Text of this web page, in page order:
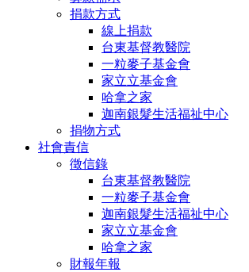
捐款方式
線上捐款
台東基督教醫院
一粒麥子基金會
家立立基金會
哈拿之家
迦南銀髮生活福祉中心
捐物方式
社會責信
徵信錄
台東基督教醫院
一粒麥子基金會
迦南銀髮生活福祉中心
家立立基金會
哈拿之家
財報年報